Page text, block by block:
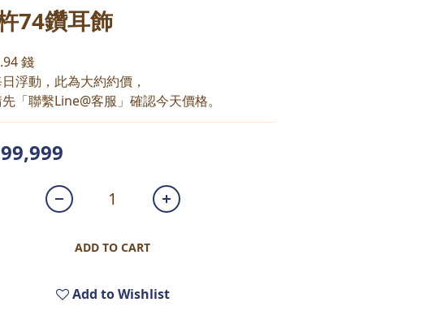
74鑽耳飾
錢
浮動，此為大約約價，
「聯繫Line@客服」確認今天價格。
ADD TO CART
Add to Wishlist